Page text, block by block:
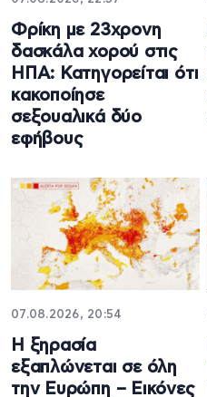
Φρίκη με 23χρονη
δασκάλα χορού στις
ΗΠΑ: Κατηγορείται ότι
κακοποίησε
σεξουαλικά δύο
εφήβους
07.08.2026, 20:54
Η ξηρασία
εξαπλώνεται σε όλη
την Ευρώπη – Εικόνες